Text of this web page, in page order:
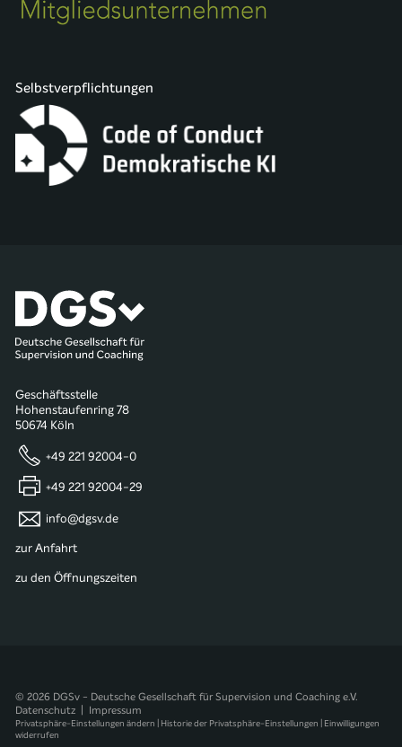
Selbstverpflichtungen
Geschäftsstelle
Hohenstaufenring 78
50674 Köln
+49 221 92004-0
+49 221 92004-29
info@dgsv.de
zur Anfahrt
zu den Öffnungszeiten
© 2026 DGSv - Deutsche Gesellschaft für Supervision und Coaching e.V.
Datenschutz
Impressum
Privatsphäre-Einstellungen ändern | Historie der Privatsphäre-Einstellungen | Einwilligungen
widerrufen